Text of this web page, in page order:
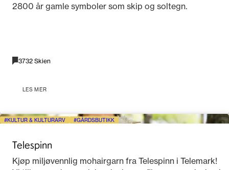
2800 år gamle symboler som skip og soltegn.
3732 Skien
LES MER
KULTUR & KULTURARV GÅRDSBUTIKK
Telespinn
Kjøp miljøvennlig mohairgarn fra Telespinn i Telemark!